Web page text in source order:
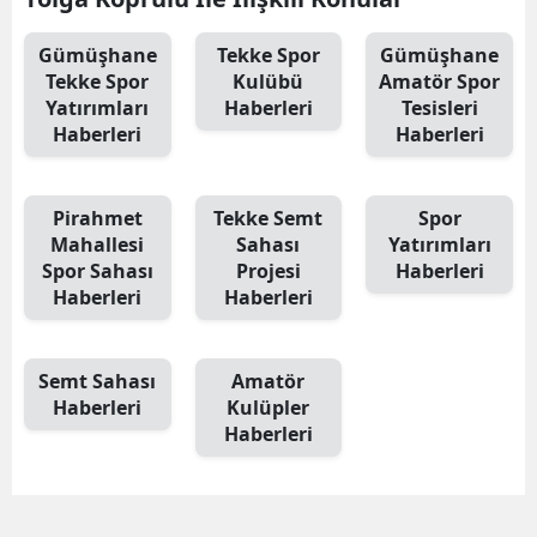
Malatya
Manisa
Kahramanmaraş
Muğla
Muş
Niğde
Ordu
Gümüşhane
Tekke Spor
Yatırımları
Haberleri
Tekke Spor
Kulübü
Haberleri
Gümüşhane
Amatör Spor
Tesisleri
Haberleri
Pirahmet
Mahallesi
Spor Sahası
Haberleri
Tekke Semt
Sahası
Projesi
Haberleri
Spor
Yatırımları
Haberleri
Semt Sahası
Haberleri
Amatör
Kulüpler
Haberleri